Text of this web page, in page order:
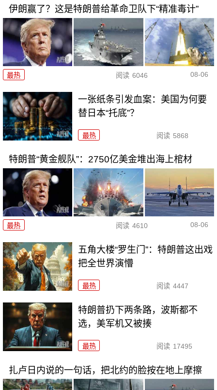
伊朗赢了？这是特朗普给革命卫队下“精准毒计”
最热 阅读 6046 08-06
一张纸条引发血案：美国为何要
替日本“托底”？
最热 阅读 5868
特朗普“黄金舰队”：2750亿美金堆出海上棺材
最热 阅读 4610 08-06
五角大楼“罗生门”：特朗普这出戏
把全世界演懵
最热 阅读 4447
特朗普扔下两条路，波斯都不
选，美军机又被揍
最热 阅读 17495
扎卢日内说的一句话，把北约的脸按在地上摩擦